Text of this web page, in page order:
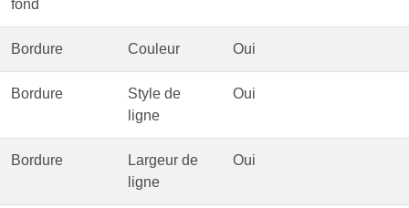
fond
Bordure Couleur Oui
Bordure
Style de
ligne
Oui
Bordure
Largeur de
ligne
Oui